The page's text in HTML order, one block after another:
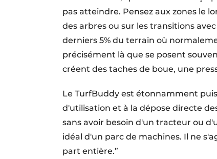
pas atteindre. Pensez aux zones le
des arbres ou sur les transitions
derniers 5% du terrain où
précisément là que se posent
créent des taches de boue, une
Le TurfBuddy est étonnamment
d'utilisation et à la dépose directe
sans avoir besoin d'un tracteur ou
idéal d'un parc de machines. Il ne
part entière.”